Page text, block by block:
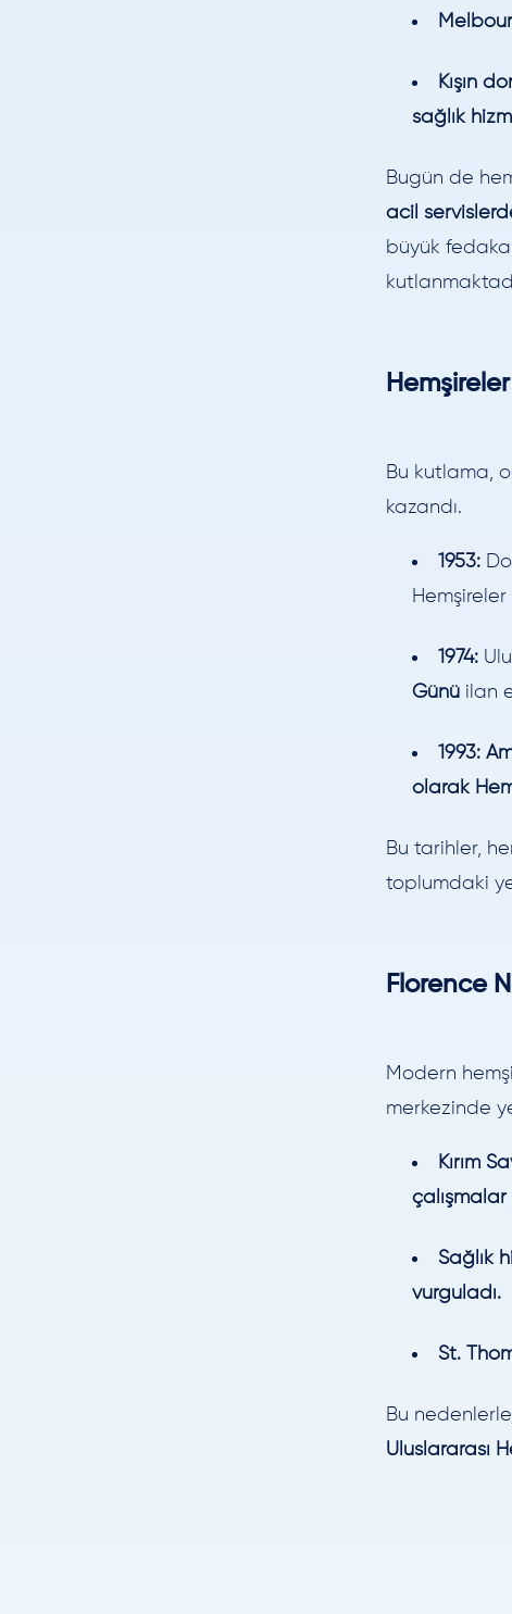
Kışın
sağlık
Bugün de
acil
büyük
Bu kutlama,
kazandı.
1953:
1974:
Günüilan
1993:
olarak
Bu tarihler,
toplumdaki
Florence
Modern
merkezinde
Kırım
çalışmalar
Sağlık
vurguladı.
St.
Bu
Uluslararası